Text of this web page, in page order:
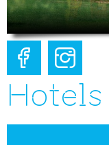
Hotels